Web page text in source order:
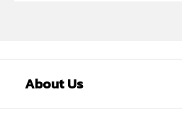
About Us